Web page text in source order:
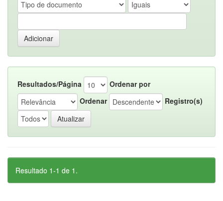
Resultados/Página
Ordenar por
Ordenar
Registro(s)
Resultado 1-1 de 1.